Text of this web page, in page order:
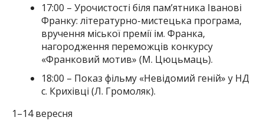
17:00 – Урочистості біля пам’ятника Іванові
Франку: літературно-мистецька програма,
вручення міської премії ім. Франка,
нагородження переможців конкурсу
«Франковий мотив» (М. Цюцьмаць).
18:00 – Показ фільму «Невідомий геній» у НД
с. Крихівці (Л. Громоляк).
1–14 вересня